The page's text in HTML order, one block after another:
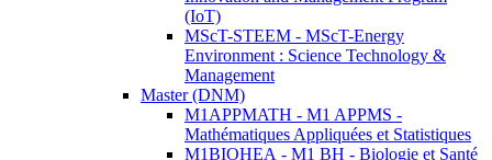
(IoT)
MScT-STEEM - MScT-Energy
Environment : Science Technology &
Management
Master (DNM)
M1APPMATH - M1 APPMS -
Mathématiques Appliquées et Statistiques
M1BIOHEA - M1 BH - Biologie et Santé